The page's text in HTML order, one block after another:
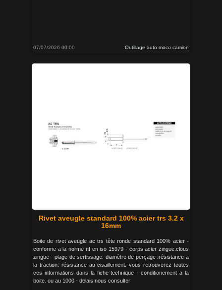
07/07/2026 00:00 Outillage auto moco camion
Rivet aveugle standard 100% acier trs 3.2 x
16mm
Boite de rivet aveugle ac trs tête ronde standard 100% acier -
conforme a la norme nf en iso 15979 - corps acier zingue.clous
zingue - plage de sertissage. diamètre de perçage .résistance a
la traction. résistance au cisaillement. vous retrouverez toutes
ces informations dans la fiche technique - conditionement a la
boite. ou au 1000 - delais nous consulter